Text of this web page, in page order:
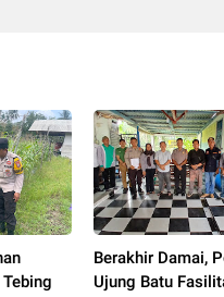
Berakhir Damai,
Ujung Batu